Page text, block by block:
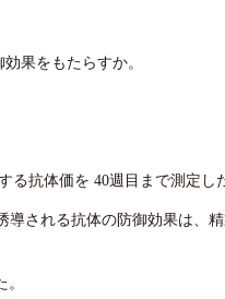
果をもたらすか。
る抗体価を 40週目まで測定し
導される抗体の防御効果は、